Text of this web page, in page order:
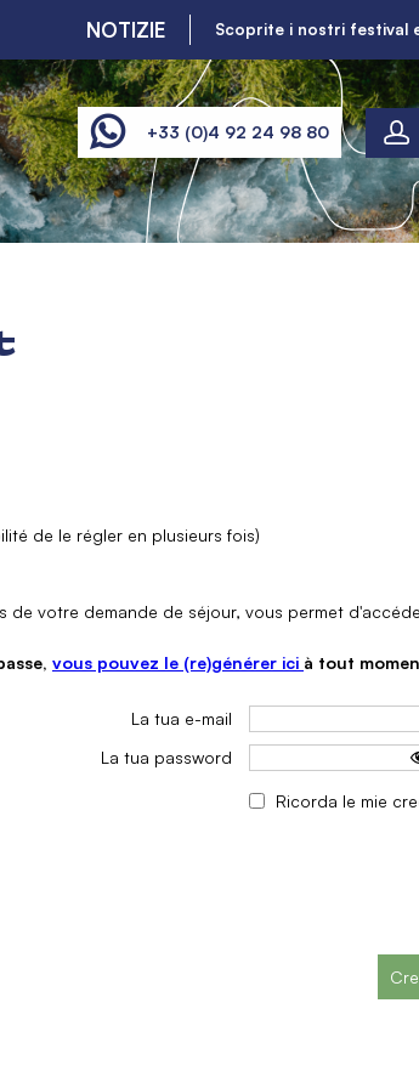
NOTIZIE Scoprite i nostri festival
+33 (0)4 92 24 98 80
de le régler en plusieurs fois)
de votre demande de séjour, vous permet
vous pouvez le (re)générer ici à tout
La tua e-mail
La tua password
Ricorda le mie